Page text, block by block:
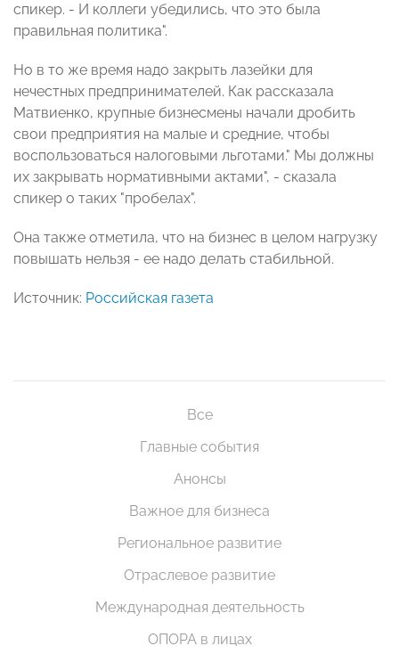
спикер. - И коллеги убедились, что это была
правильная политика".
Но в то же время надо закрыть лазейки для
нечестных предпринимателей. Как рассказала
Матвиенко, крупные бизнесмены начали дробить
свои предприятия на малые и средние, чтобы
воспользоваться налоговыми льготами." Мы должны
их закрывать нормативными актами", - сказала
спикер о таких "пробелах".
Она также отметила, что на бизнес в целом нагрузку
повышать нельзя - ее надо делать стабильной.
Источник: Российская газета
Все
Главные события
Анонсы
Важное для бизнеса
Региональное развитие
Отраслевое развитие
Международная деятельность
ОПОРА в лицах